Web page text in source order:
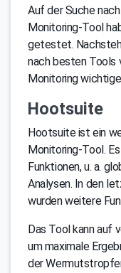
Auf der Suche
Monitoring-Tool
getestet.
nach besten Tools
Monitoring
Hootsuite
Hootsuite ist ein
Monitoring-Tool.
Funktionen, u. a.
Analysen. In den
wurden weitere
Das Tool kann auf
um maximale
der